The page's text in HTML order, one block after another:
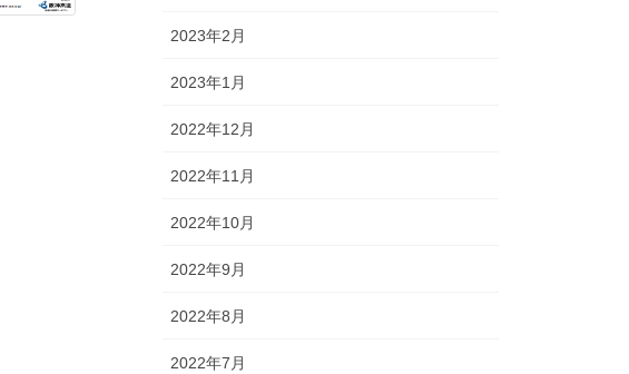
2023年2月
2023年1月
2022年12月
2022年11月
2022年10月
2022年9月
2022年8月
2022年7月